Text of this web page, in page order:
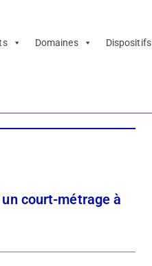
Domaines Dispositifs
court-métrage à